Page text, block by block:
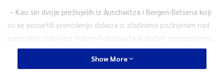
– Kao sin dvoje preživjelih iz Auschwitza i Bergen-Belsena koji
su se posvetili prenošenju dokaza o zločinima počinjenim nad
evropskim zidovima tokom holokausta budućim generacijama,
posebno sam zgrožen besramnom manipulacijom istine u
izvještaju. To je dokument koji zaslužuje da bude poslan na
Show More